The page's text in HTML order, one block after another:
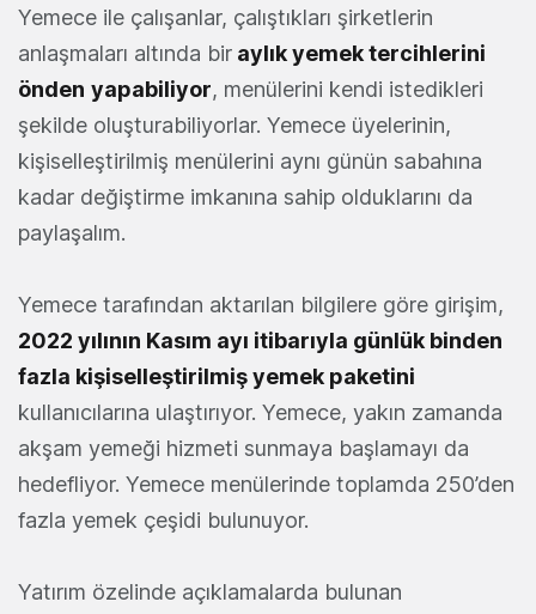
Yemece ile çalışanlar, çalıştıkları şirketlerin
anlaşmaları altında bir aylık yemek tercihlerini
önden yapabiliyor, menülerini kendi istedikleri
şekilde oluşturabiliyorlar. Yemece üyelerinin,
kişiselleştirilmiş menülerini aynı günün sabahına
kadar değiştirme imkanına sahip olduklarını da
paylaşalım.
Yemece tarafından aktarılan bilgilere göre girişim,
2022 yılının Kasım ayı itibarıyla günlük binden
fazla kişiselleştirilmiş yemek paketini
kullanıcılarına ulaştırıyor. Yemece, yakın zamanda
akşam yemeği hizmeti sunmaya başlamayı da
hedefliyor. Yemece menülerinde toplamda 250’den
fazla yemek çeşidi bulunuyor.
Yatırım özelinde açıklamalarda bulunan